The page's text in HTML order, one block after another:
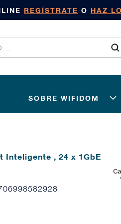
REGÍSTRATE O HAZ
SOBRE WIFIDOM
Inteligente , 24 x 1GbE